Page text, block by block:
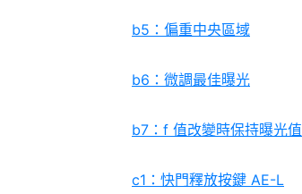
b5：偏重中央區域
b6：微調最佳曝光
b7：f 值改變時保持曝光值
c1：快門釋放按鍵 AE-L